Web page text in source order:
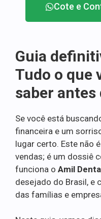
Cote e
Guia
Tudo o que
saber
Se você está
financeira e um
lugar certo. Este não
vendas; é um dossiê
funciona o Amil
desejado do Brasil, e
das famílias e